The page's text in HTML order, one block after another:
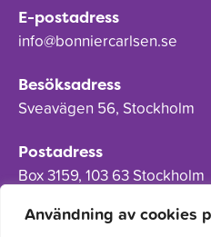
Användning av cookies
E-postadress
info@bonniercarlsen.se
Besöksadress
Sveavägen 56, Stockholm
Postadress
Box 3159, 103 63 Stockholm